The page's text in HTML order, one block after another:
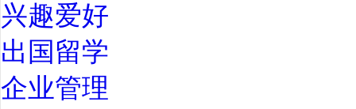
兴趣爱好
出国留学
企业管理